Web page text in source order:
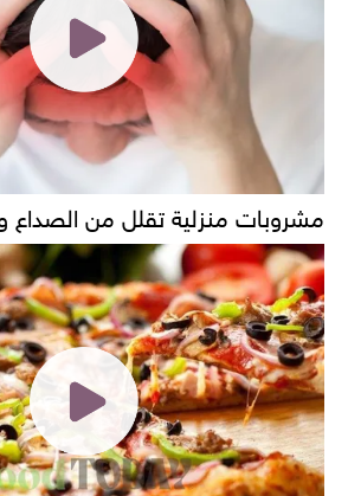
مشروبات منزلية تقلل من الصداع